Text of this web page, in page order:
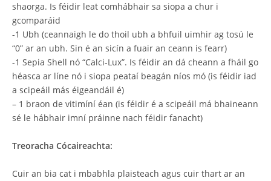
shaorga. Is féidir leat comhábhair sa siopa a chur i
gcomparáid
-1 Ubh (ceannaigh le do thoil ubh a bhfuil uimhir ag tosú le
“0” ar an ubh. Sin é an sicín a fuair an ceann is fearr)
-1 Sepia Shell nó “Calci-Lux”. Is féidir an dá cheann a fháil go
héasca ar líne nó i siopa peataí beagán níos mó (is féidir iad
a scipeáil más éigeandáil é)
– 1 braon de vitimíní éan (is féidir é a scipeáil má bhaineann
sé le hábhair imní práinne nach féidir fanacht)
Treoracha Cócaireachta:
Cuir an bia cat i mbabhla plaisteach agus cuir thart ar an